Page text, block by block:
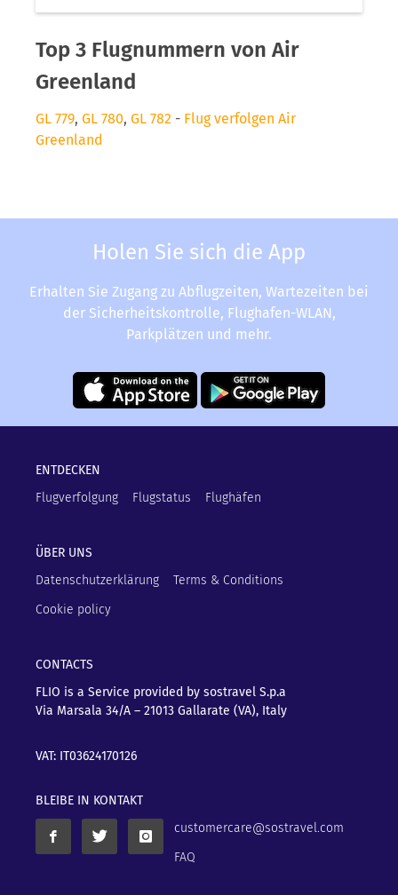
Top 3 Flugnummern von Air
Greenland
GL 779, GL 780, GL 782 - Flug verfolgen Air
Greenland
Holen Sie sich die App
Erhalten Sie Zugang zu Abflugzeiten, Wartezeiten bei
der Sicherheitskontrolle, Flughafen-WLAN,
Parkplätzen und mehr.
ENTDECKEN
Flugverfolgung
Flugstatus Flughäfen
ÜBER UNS
Datenschutzerklärung
Terms & Conditions
Cookie policy
CONTACTS
FLIO is a Service provided by sostravel S.p.a
Via Marsala 34/A – 21013 Gallarate (VA), Italy
VAT: IT03624170126
BLEIBE IN KONTAKT
customercare@sostravel.com
FAQ